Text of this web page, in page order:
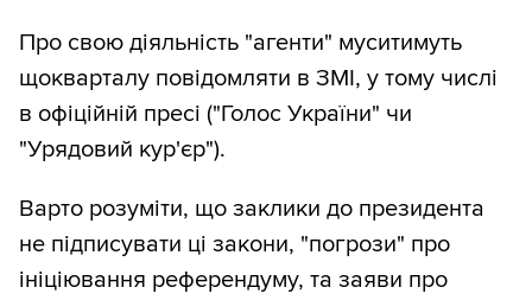
Про свою діяльність "агенти" муситимуть
щокварталу повідомляти в ЗМІ, у тому числі
в офіційній пресі ("Голос України" чи
"Урядовий кур'єр").
Варто розуміти, що заклики до президента
не підписувати ці закони, "погрози" про
ініціювання референдуму, та заяви про